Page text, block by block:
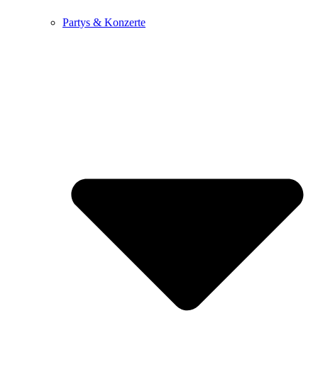
Partys & Konzerte